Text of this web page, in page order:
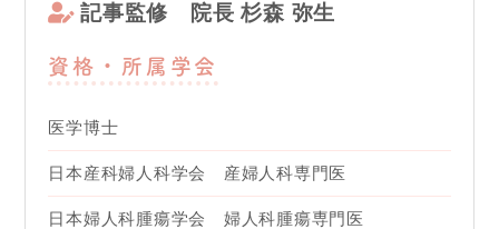
記事監修 院長 杉森 弥生
資格・所属学会
医学博士
日本産科婦人科学会 産婦人科専門医
日本婦人科腫瘍学会 婦人科腫瘍専門医